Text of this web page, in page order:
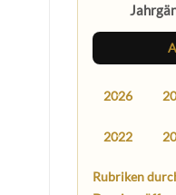
2026
2022
Rubriken